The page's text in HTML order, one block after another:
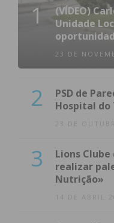
1
(VÍDEO)
Unidade
23 DE
2
PSD de
Hospital do
23 DE
3
Lions Clube
realizar
Nutrição»
14 DE ABRIL